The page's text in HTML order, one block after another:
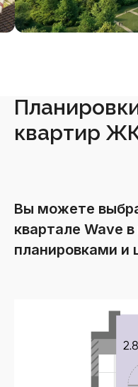
квартир
Вы можете
квартале Wave
планировками и